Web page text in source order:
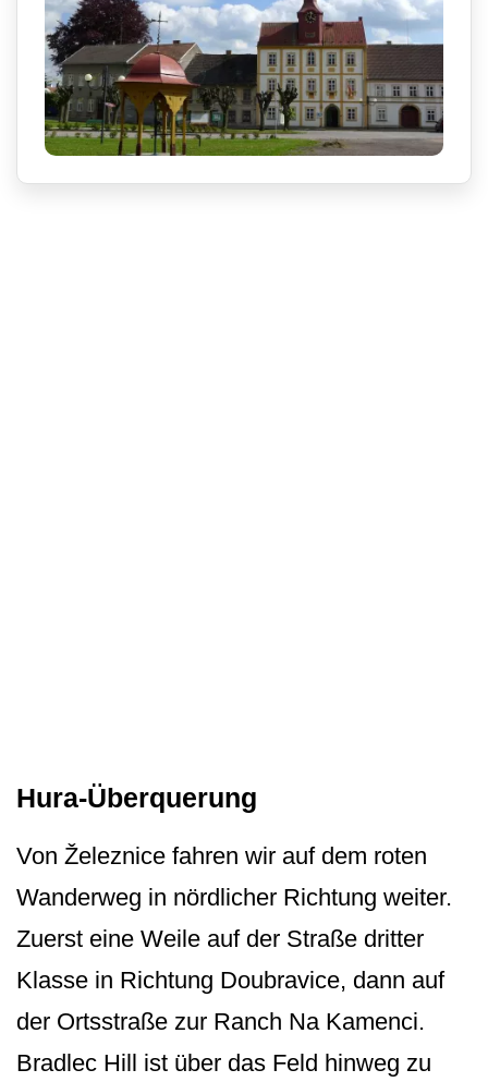
Hura-Überquerung
Von Železnice fahren wir auf dem roten
Wanderweg in nördlicher Richtung weiter.
Zuerst eine Weile auf der Straße dritter
Klasse in Richtung Doubravice, dann auf
der Ortsstraße zur Ranch Na Kamenci.
Bradlec Hill ist über das Feld hinweg zu